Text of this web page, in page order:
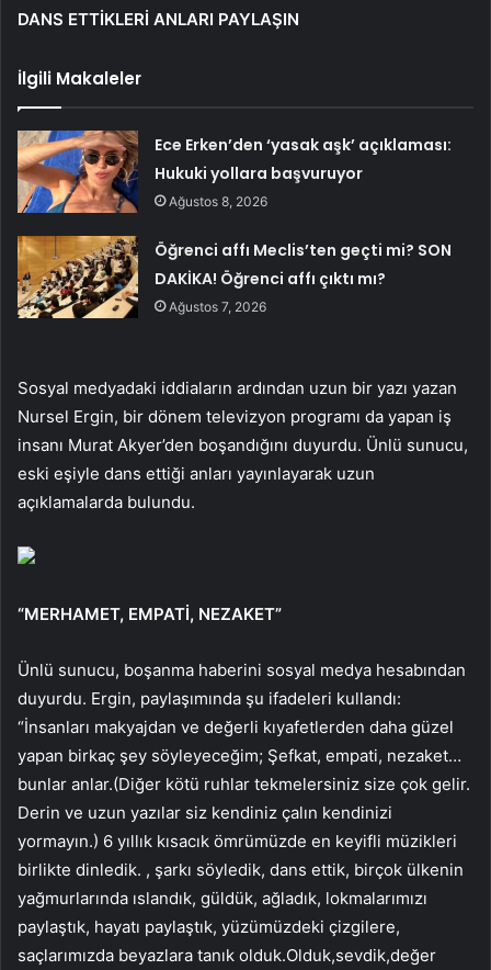
DANS ETTİKLERİ ANLARI PAYLAŞIN
İlgili Makaleler
Ece Erken’den ‘yasak aşk’ açıklaması:
Hukuki yollara başvuruyor
Ağustos 8, 2026
Öğrenci affı Meclis’ten geçti mi? SON
DAKİKA! Öğrenci affı çıktı mı?
Ağustos 7, 2026
Sosyal medyadaki iddiaların ardından uzun bir yazı yazan
Nursel Ergin, bir dönem televizyon programı da yapan iş
insanı Murat Akyer’den boşandığını duyurdu. Ünlü sunucu,
eski eşiyle dans ettiği anları yayınlayarak uzun
açıklamalarda bulundu.
“MERHAMET, EMPATİ, NEZAKET”
Ünlü sunucu, boşanma haberini sosyal medya hesabından
duyurdu. Ergin, paylaşımında şu ifadeleri kullandı:
“İnsanları makyajdan ve değerli kıyafetlerden daha güzel
yapan birkaç şey söyleyeceğim; Şefkat, empati, nezaket…
bunlar anlar.(Diğer kötü ruhlar tekmelersiniz size çok gelir.
Derin ve uzun yazılar siz kendiniz çalın kendinizi
yormayın.) 6 yıllık kısacık ömrümüzde en keyifli müzikleri
birlikte dinledik. , şarkı söyledik, dans ettik, birçok ülkenin
yağmurlarında ıslandık, güldük, ağladık, lokmalarımızı
paylaştık, hayatı paylaştık, yüzümüzdeki çizgilere,
saçlarımızda beyazlara tanık olduk.Olduk,sevdik,değer